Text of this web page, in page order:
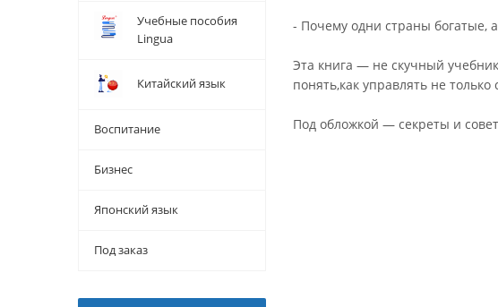
- Почему одни страны богатые,
Эта книга — не скучный
понять,как управлять не
Под обложкой — секреты и
Учебные пособия
Lingua
Китайский язык
Воспитание
Бизнес
Японский язык
Под заказ